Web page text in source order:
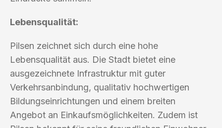
Lebensqualität:
Pilsen zeichnet sich durch eine hohe
Lebensqualität aus. Die Stadt bietet eine
ausgezeichnete Infrastruktur mit guter
Verkehrsanbindung, qualitativ hochwertigen
Bildungseinrichtungen und einem breiten
Angebot an Einkaufsmöglichkeiten. Zudem ist